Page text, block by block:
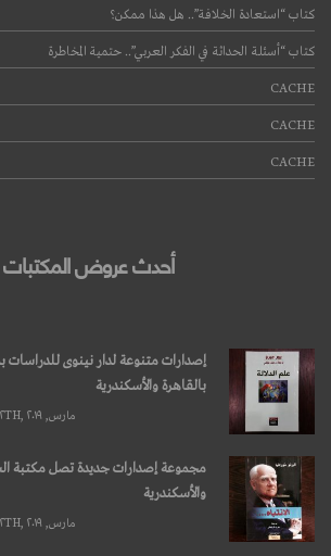
كتاب “استعادة الخلافة”.. هل هذا ممكن؟
كتاب “أسئلة الحداثة في الفكر العربي”.. حتمية المخاطرة
CACHE
CACHE
CACHE
أحدث عروض المكتبات
إصدارات متنوعة لدار نينوى للدراسات
بالقاهرة والأسكندرية
مارس, ۱۲TH, ۲۰۱۹
مجموعة إصدارات جديدة تصل مكتبة
والأسكندرية
مارس, ۱۲TH, ۲۰۱۹